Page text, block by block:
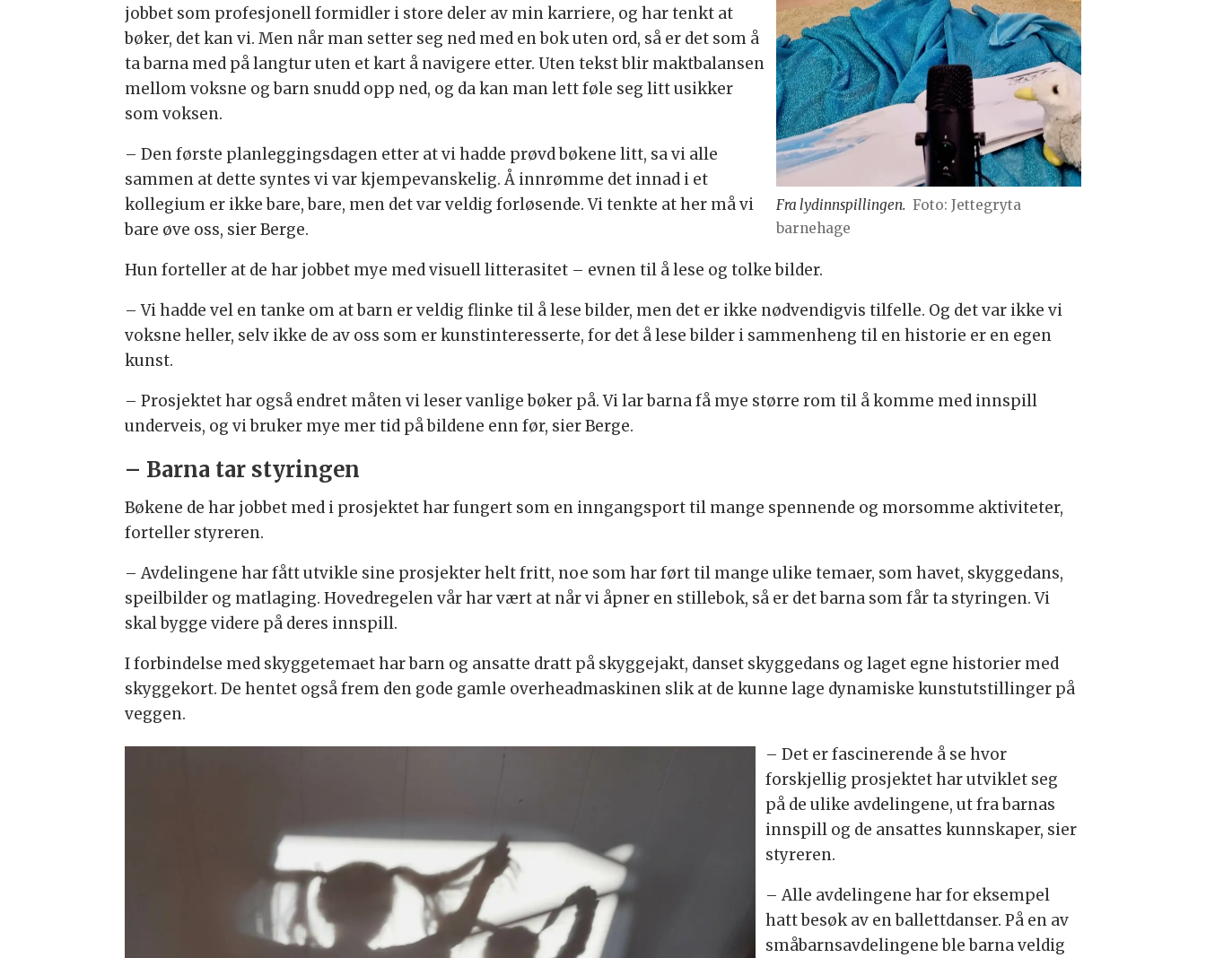
Fra lydinnspillingen. Foto: Jettegryta
barnehage
jobbet som profesjonell formidler i store deler av min karriere, og har tenkt at
bøker, det kan vi. Men når man setter seg ned med en bok uten ord, så er det som å
ta barna med på langtur uten et kart å navigere etter. Uten tekst blir maktbalansen
mellom voksne og barn snudd opp ned, og da kan man lett føle seg litt usikker
som voksen.
– Den første planleggingsdagen etter at vi hadde prøvd bøkene litt, sa vi alle
sammen at dette syntes vi var kjempevanskelig. Å innrømme det innad i et
kollegium er ikke bare, bare, men det var veldig forløsende. Vi tenkte at her må vi
bare øve oss, sier Berge.
Hun forteller at de har jobbet mye med visuell litterasitet – evnen til å lese og tolke bilder.
– Vi hadde vel en tanke om at barn er veldig flinke til å lese bilder, men det er ikke nødvendigvis tilfelle. Og det var ikke vi
voksne heller, selv ikke de av oss som er kunstinteresserte, for det å lese bilder i sammenheng til en historie er en egen
kunst.
– Prosjektet har også endret måten vi leser vanlige bøker på. Vi lar barna få mye større rom til å komme med innspill
underveis, og vi bruker mye mer tid på bildene enn før, sier Berge.
– Barna tar styringen
Bøkene de har jobbet med i prosjektet har fungert som en inngangsport til mange spennende og morsomme aktiviteter,
forteller styreren.
– Avdelingene har fått utvikle sine prosjekter helt fritt, noe som har ført til mange ulike temaer, som havet, skyggedans,
speilbilder og matlaging. Hovedregelen vår har vært at når vi åpner en stillebok, så er det barna som får ta styringen. Vi
skal bygge videre på deres innspill.
I forbindelse med skyggetemaet har barn og ansatte dratt på skyggejakt, danset skyggedans og laget egne historier med
skyggekort. De hentet også frem den gode gamle overheadmaskinen slik at de kunne lage dynamiske kunstutstillinger på
veggen.
– Det er fascinerende å se hvor
forskjellig prosjektet har utviklet seg
på de ulike avdelingene, ut fra barnas
innspill og de ansattes kunnskaper, sier
styreren.
– Alle avdelingene har for eksempel
hatt besøk av en ballettdanser. På en av
småbarnsavdelingene ble barna veldig